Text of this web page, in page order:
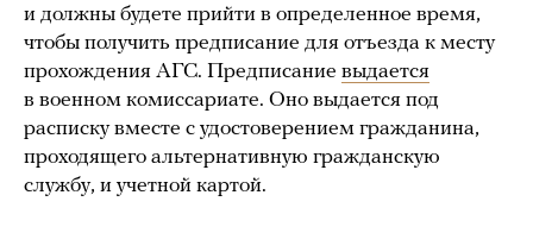
и должны будете прийти в определенное время,
чтобы получить предписание для отъезда к месту
прохождения АГС. Предписание выдается
в военном комиссариате. Оно выдается под
расписку вместе с удостоверением гражданина,
проходящего альтернативную гражданскую
службу, и учетной картой.